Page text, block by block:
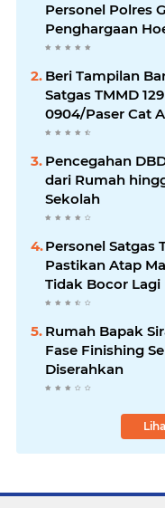
Personel Polres
Penghargaan
2026
Beri Tampilan
Satgas TMMD
0904/Paser Cat
Marbot
Pencegahan
dari Rumah
Sekolah
Personel Satgas
Pastikan Atap
Tidak Bocor Lagi
Rumah Bapak
Fase Finishing
Diserahkan